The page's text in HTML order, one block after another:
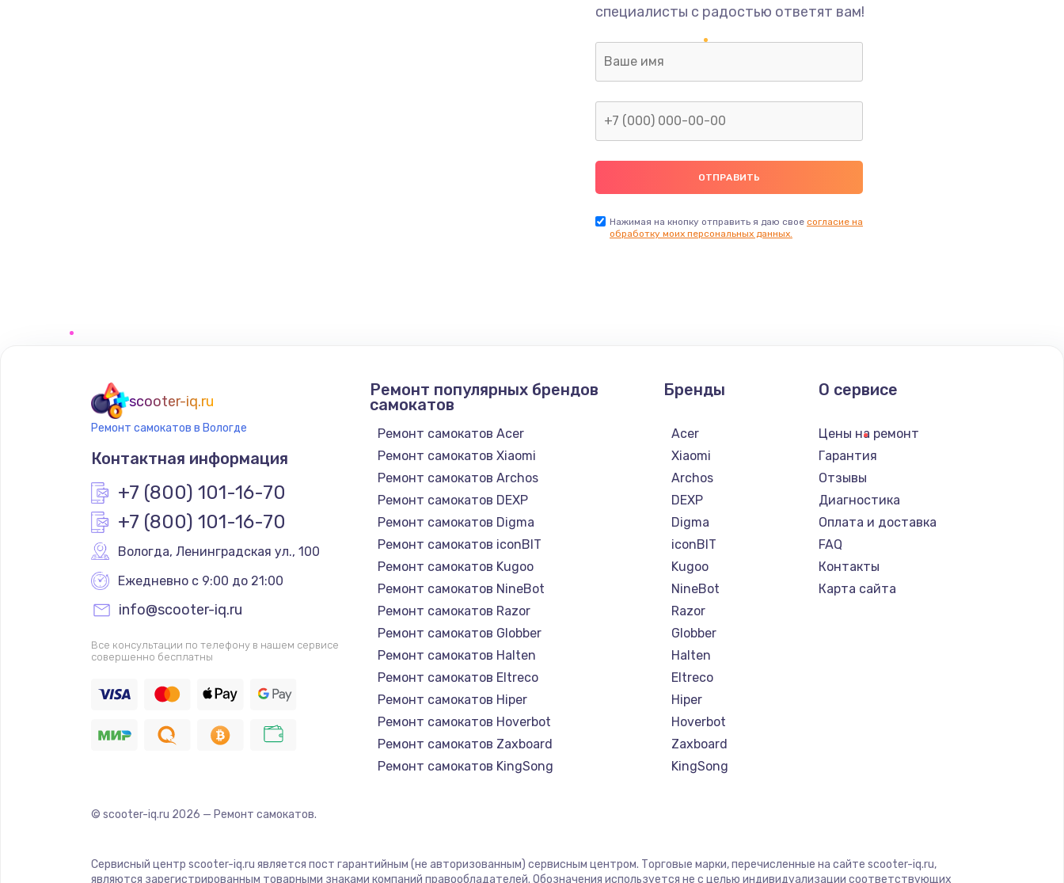
специалисты с радостью ответят вам!
Нажимая на кнопку отправить я даю свое согласие на
обработку моих персональных данных.
scooter-iq.ru
Ремонт самокатов в Вологде
Контактная информация
+7 (800) 101-16-70
+7 (800) 101-16-70
Вологда, Ленинградская ул., 100
Ежедневно с 9:00 до 21:00
info@scooter-iq.ru
Все консультации по телефону в нашем сервисе
совершенно бесплатны
Ремонт популярных брендов
самокатов
Ремонт самокатов Acer
Ремонт самокатов Xiaomi
Ремонт самокатов Archos
Ремонт самокатов DEXP
Ремонт самокатов Digma
Ремонт самокатов iconBIT
Ремонт самокатов Kugoo
Ремонт самокатов NineBot
Ремонт самокатов Razor
Ремонт самокатов Globber
Ремонт самокатов Halten
Ремонт самокатов Eltreco
Ремонт самокатов Hiper
Ремонт самокатов Hoverbot
Ремонт самокатов Zaxboard
Ремонт самокатов KingSong
Ремонт самокатов Minimotors
Бренды
Acer
Xiaomi
Archos
DEXP
Digma
iconBIT
Kugoo
NineBot
Razor
Globber
Halten
Eltreco
Hiper
Hoverbot
Zaxboard
KingSong
Minimotors
О сервисе
Цены на ремонт
Гарантия
Отзывы
Диагностика
Оплата и доставка
FAQ
Контакты
Карта сайта
© scooter-iq.ru 2026 — Ремонт самокатов.
Сервисный центр scooter-iq.ru является пост гарантийным (не авторизованным) сервисным центром. Торговые марки, перечисленные на сайте scooter-iq.ru,
являются зарегистрированным товарными знаками компаний правообладателей. Обозначения используется не с целью индивидуализации соответствующих